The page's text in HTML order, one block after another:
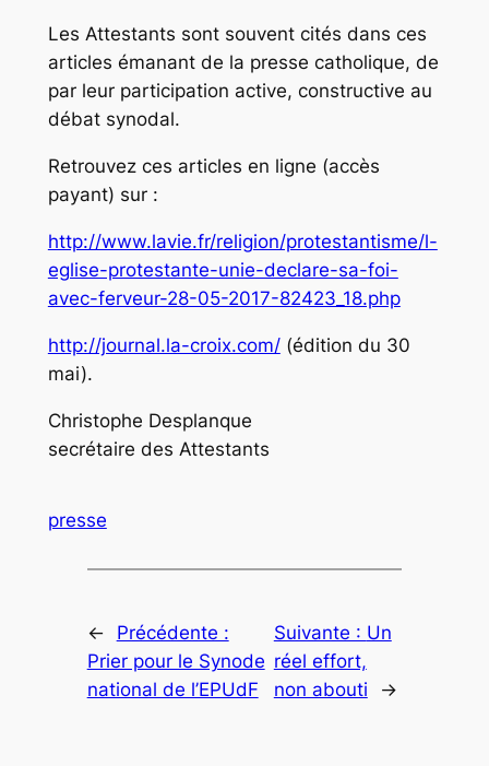
Les Attestants sont souvent cités dans ces
articles émanant de la presse catholique, de
par leur participation active, constructive au
débat synodal.
Retrouvez ces articles en ligne (accès
payant) sur :
http://www.lavie.fr/religion/protestantisme/l-
eglise-protestante-unie-declare-sa-foi-
avec-ferveur-28-05-2017-82423_18.php
http://journal.la-croix.com/(édition du 30
mai).
Christophe Desplanque
secrétaire des Attestants
presse
←
Précédente :
Prier pour le Synode
national de l’EPUdF
Suivante : Un
réel effort,
non abouti
→